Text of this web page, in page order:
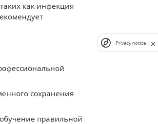
как инфекция
сохранения
правильной
Privacy notice